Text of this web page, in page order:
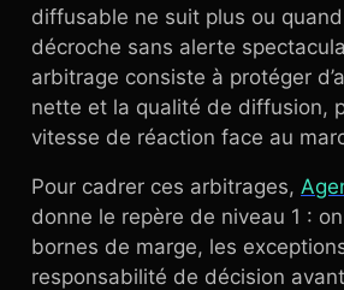
diffusable ne suit plus ou
décroche sans alerte
arbitrage consiste à protéger
nette et la qualité de diffusion,
vitesse de réaction face au
Pour cadrer ces arbitrages,
donne le repère de niveau 1 :
bornes de marge, les
responsabilité de décision